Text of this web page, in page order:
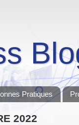
Pratiques
2022